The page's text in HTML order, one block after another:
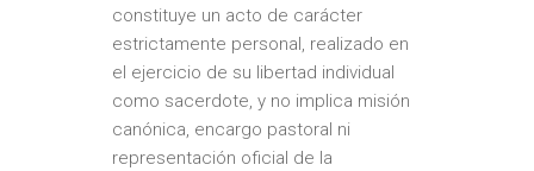
constituye un acto de carácter
estrictamente personal, realizado en
el ejercicio de su libertad individual
como sacerdote, y no implica misión
canónica, encargo pastoral ni
representación oficial de la